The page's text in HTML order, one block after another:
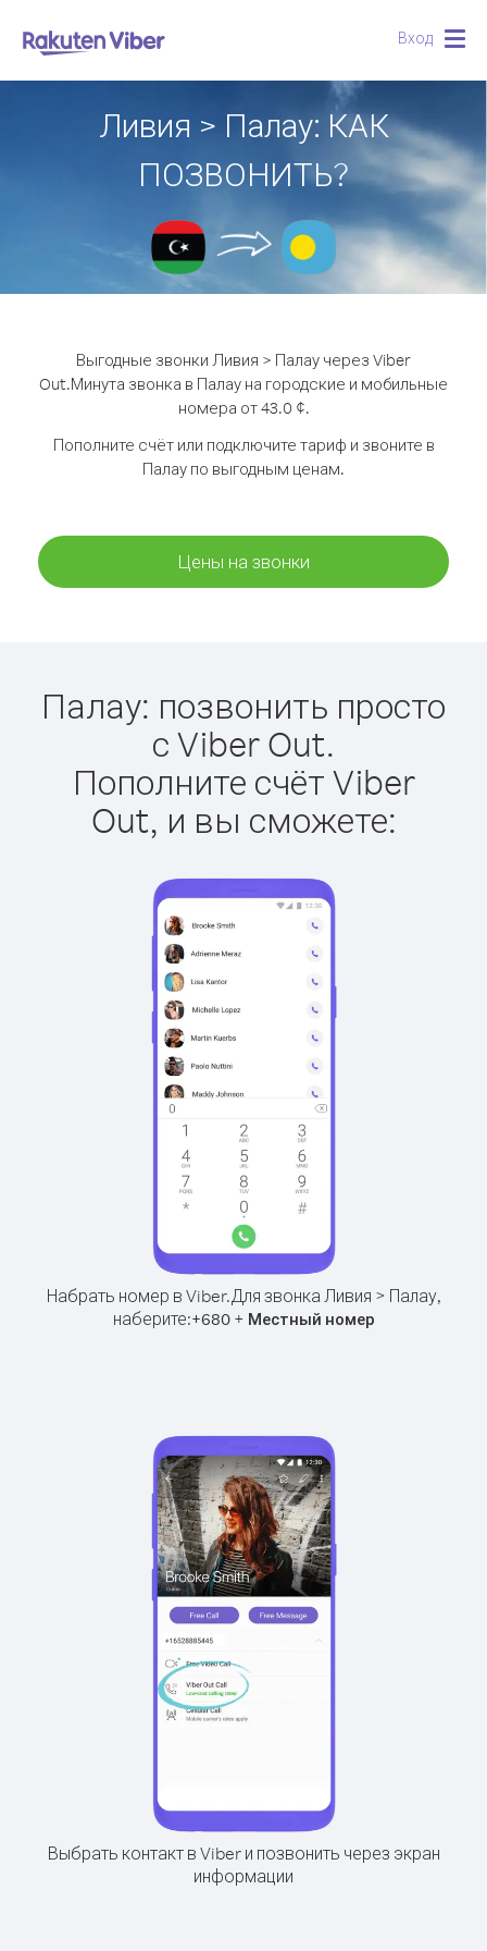
Вход
Ливия > Палау: КАК
ПОЗВОНИТЬ?
Выгодные звонки Ливия > Палау через Viber
Out.Минута звонка в Палау на городские и мобильные
номера от 43.0 ¢.
Пополните счёт или подключите тариф и звоните в
Палау по выгодным ценам.
Цены на звонки
Палау: позвонить просто
с Viber Out.
Пополните счёт Viber
Out, и вы сможете:
Набрать номер в Viber.Для звонка Ливия > Палау,
наберите:+680+ Местный номер
Выбрать контакт в Viber и позвонить через экран
информации